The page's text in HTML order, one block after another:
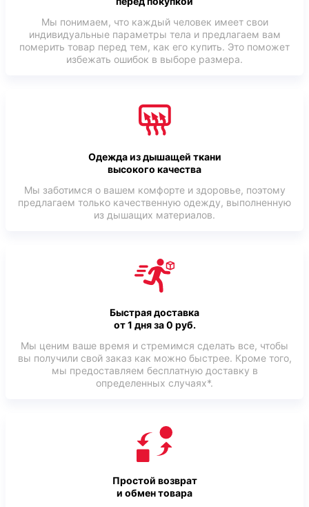
Мы понимаем, что каждый человек имеет свои
индивидуальные параметры тела и предлагаем вам
померить товар перед тем, как его купить. Это поможет
избежать ошибок в выборе размера.
Одежда из дышащей ткани
высокого качества
Мы заботимся о вашем комфорте и здоровье, поэтому
предлагаем только качественную одежду, выполненную
из дышащих материалов.
Быстрая доставка
от 1 дня за 0 руб.
Мы ценим ваше время и стремимся сделать все, чтобы
вы получили свой заказ как можно быстрее. Кроме того,
мы предоставляем бесплатную доставку в
определенных случаях*.
Простой возврат
и обмен товара